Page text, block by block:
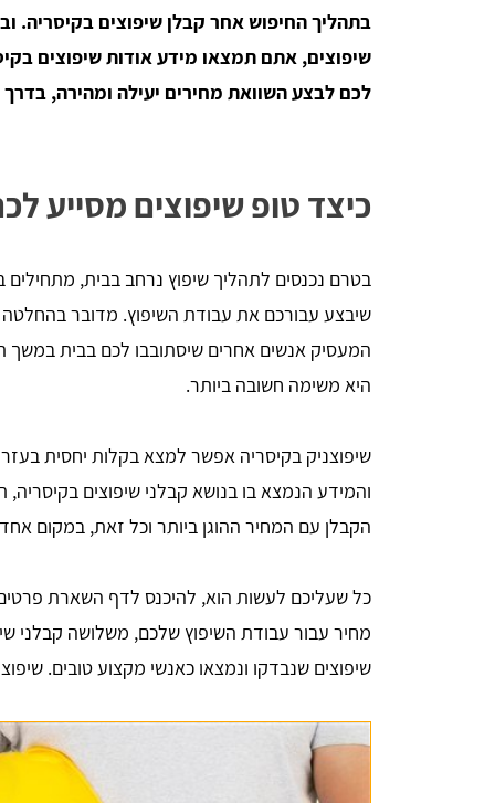
בתהליך החיפוש אחר קבלן שיפוצים בקיסריה.
שיפוצים, אתם תמצאו מידע אודות שיפוצים
לכם לבצע השוואת מחירים יעילה ומהירה,
כיצד טופ שיפוצים מסייע
בטרם נכנסים לתהליך שיפוץ נרחב בבית,
שיבצע עבורכם את עבודת השיפוץ. מדובר
המעסיק אנשים אחרים שיסתובבו לכם בבית במשך
היא משימה חשובה ביותר.
שיפוצניק בקיסריה אפשר למצא בקלות יחסית
והמידע הנמצא בו בנושא קבלני שיפוצים
הקבלן עם המחיר ההוגן ביותר וכל זאת, במקום
כל שעליכם לעשות הוא, להיכנס לדף השארת
מחיר עבור עבודת השיפוץ שלכם, משלושה קבלני
שיפוצים שנבדקו ונמצאו כאנשי מקצוע טובים.